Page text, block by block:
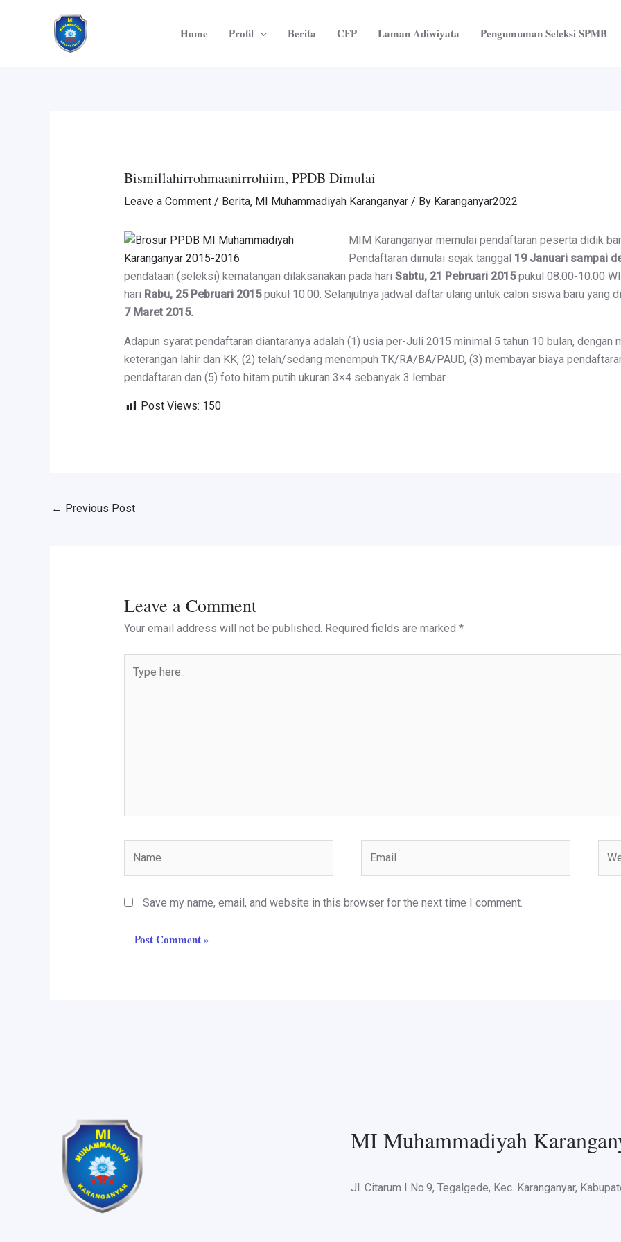
Home Profil Berita CFP Laman Adiwiyata Pengumuman Seleksi SPMB
Bismillahirrohmaanirrohiim, PPDB Dimulai
Leave a Comment / Berita, MI Muhammadiyah Karanganyar/ By Karanganyar2022
MIM Karanganyar memulai pendaftaran peserta didik
Pendaftaran dimulai sejak tanggal 19 Januari sampai
pendataan (seleksi) kematangan dilaksanakan pada hari Sabtu, 21 Pebruari 2015pukul 08.00-10.00
hari Rabu, 25 Pebruari 2015pukul 10.00. Selanjutnya jadwal daftar ulang untuk calon siswa baru yang
7 Maret 2015.
Adapun syarat pendaftaran diantaranya adalah (1) usia per-Juli 2015 minimal 5 tahun 10 bulan,
keterangan lahir dan KK, (2) telah/sedang menempuh TK/RA/BA/PAUD, (3) membayar biaya
pendaftaran dan (5) foto hitam putih ukuran 3×4 sebanyak 3 lembar.
Post Views: 150
navigation
← Previous Post
Leave a Comment
Your email address will not be published. Required fields are marked *
here..
Save my name, email, and website in this browser for the next time I comment.
MI Muhammadiyah
Jl. Citarum I No.9, Tegalgede, Kec. Karanganyar,